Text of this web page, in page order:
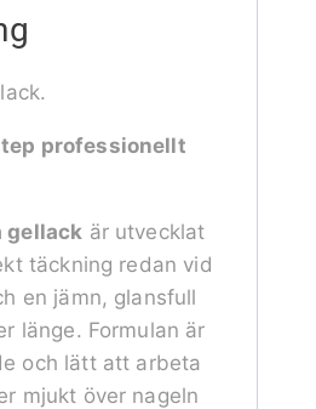
professionellt
gellack är utvecklat
täckning redan vid
en jämn, glansfull
länge. Formulan är
och lätt att arbeta
mjukt över nageln